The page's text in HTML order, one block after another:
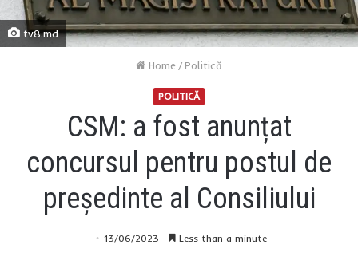
tv8.md
Home /Politică
POLITICĂ
CSM: a fost anunțat
concursul pentru postul de
președinte al Consiliului
13/06/2023 Less than a minute